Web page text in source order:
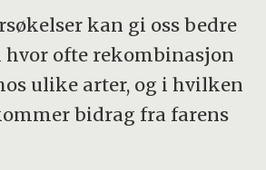
kan gi oss bedre
ofte rekombinasjon
ulike arter, og i hvilken
bidrag fra farens